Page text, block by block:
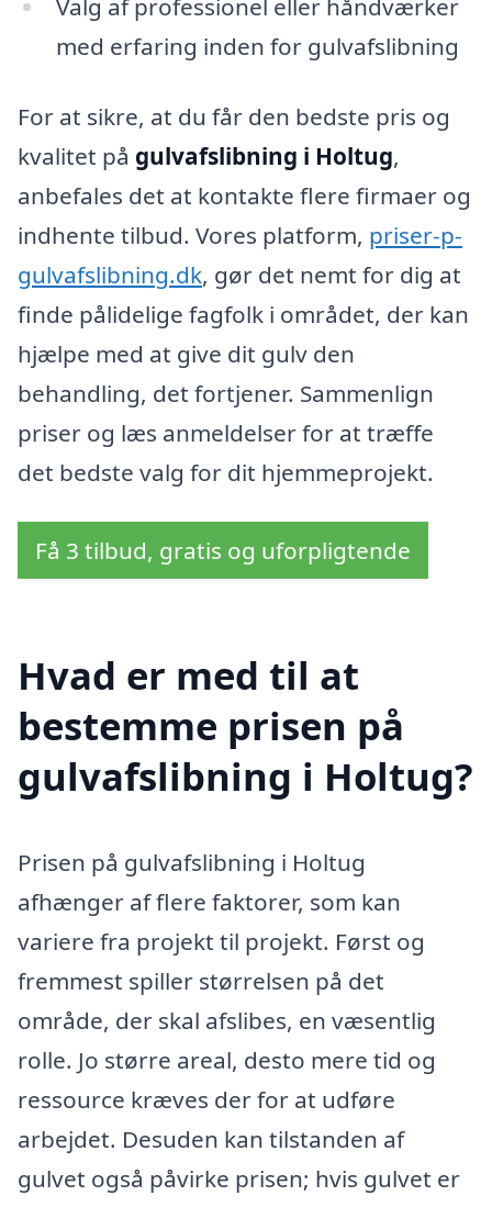
Valg af professionel eller håndværker
med erfaring inden for gulvafslibning
For at sikre, at du får den bedste pris og
kvalitet på gulvafslibning i Holtug,
anbefales det at kontakte flere firmaer og
indhente tilbud. Vores platform, priser-p-
gulvafslibning.dk, gør det nemt for dig at
finde pålidelige fagfolk i området, der kan
hjælpe med at give dit gulv den
behandling, det fortjener. Sammenlign
priser og læs anmeldelser for at træffe
det bedste valg for dit hjemmeprojekt.
Få 3 tilbud, gratis og uforpligtende
Hvad er med til at
bestemme prisen på
gulvafslibning i Holtug?
Prisen på gulvafslibning i Holtug
afhænger af flere faktorer, som kan
variere fra projekt til projekt. Først og
fremmest spiller størrelsen på det
område, der skal afslibes, en væsentlig
rolle. Jo større areal, desto mere tid og
ressource kræves der for at udføre
arbejdet. Desuden kan tilstanden af
gulvet også påvirke prisen; hvis gulvet er